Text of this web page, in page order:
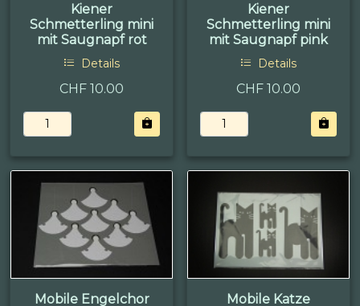
Kiener
Schmetterling mini
mit Saugnapf rot
Details
CHF 10.00
Kiener
Schmetterling mini
mit Saugnapf pink
Details
CHF 10.00
Mobile Engelchor
Mobile Katze